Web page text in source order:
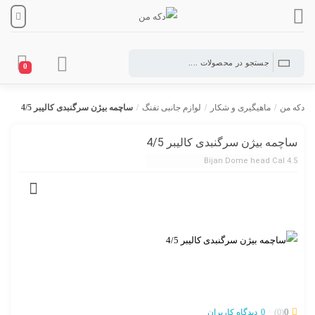
0
دکه من / ماهیگیری و شکار / لوازم جانبی تفنگ / ساچمه بیژن سرگنبدی کالیبر 4/5
ساچمه بیژن سرگنبدی کالیبر 4/5
Bijan Dome head Cal 4.5
0
(0)
0 دیدگاه کاربران